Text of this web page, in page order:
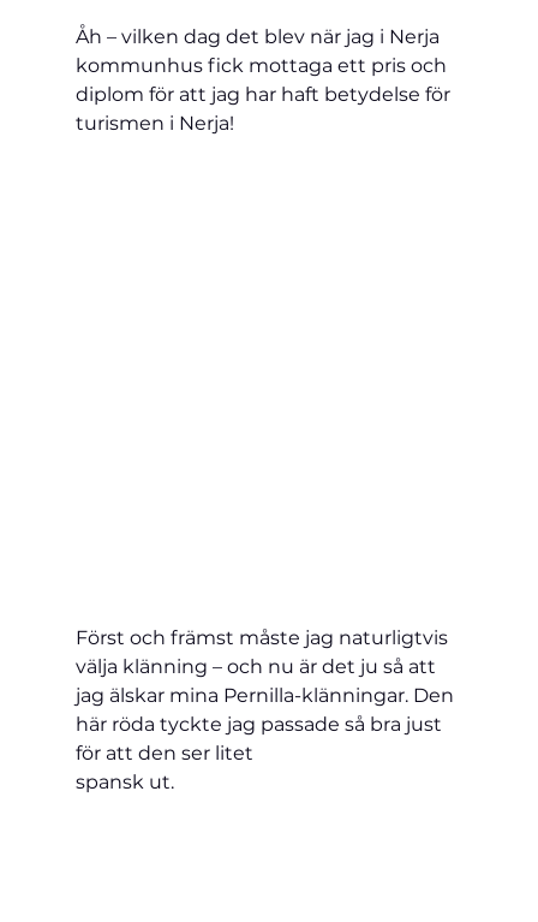
Åh – vilken dag det blev när jag i Nerja
kommunhus fick mottaga ett pris och
diplom för att jag har haft betydelse för
turismen i Nerja!
Först och främst måste jag naturligtvis
välja klänning – och nu är det ju så att
jag älskar mina Pernilla-klänningar. Den
här röda tyckte jag passade så bra just
för att den ser litet
spansk ut.